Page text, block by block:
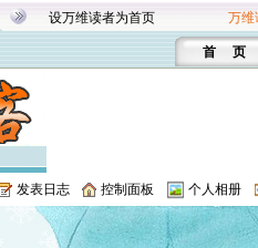
设万维读者为首页 万维
首 页
发表日志 控制面板 个人相册